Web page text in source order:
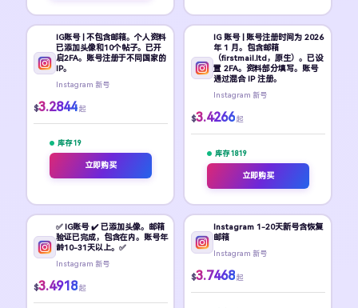
IG账号 | 不包含邮箱。个人资料
已添加头像和10个帖子。已开
启2FA。账号注册于不同国家的
IP。
Instagram 新号
$3.2844 起
库存 19
立即购买
IG 账号 | 账号注册时间为 2026
年 1 月。包含邮箱
（firstmail.ltd，原生）。已设
置 2FA。资料部分填写。账号
通过混合 IP 注册。
Instagram 新号
$3.4266 起
库存 1819
立即购买
✅ IG账号 ✔️ 已添加头像。邮箱
验证已完成，包含在内。账号年
龄10-31天以上。✅
Instagram 新号
$3.4918 起
Instagram 1-20天新号含恢复
邮箱
Instagram 新号
$3.7468 起